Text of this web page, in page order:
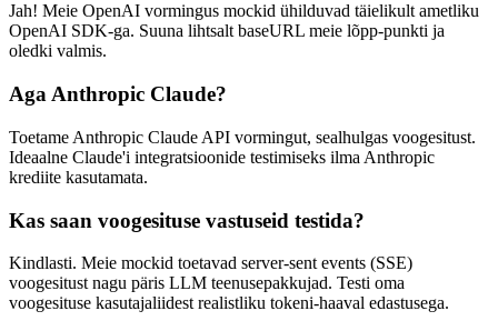
Jah! Meie OpenAI vormingus mockid ühilduvad täielikult ametliku
OpenAI SDK-ga. Suuna lihtsalt baseURL meie lõpp-punkti ja
oledki valmis.
Aga Anthropic Claude?
Toetame Anthropic Claude API vormingut, sealhulgas voogesitust.
Ideaalne Claude'i integratsioonide testimiseks ilma Anthropic
krediite kasutamata.
Kas saan voogesituse vastuseid testida?
Kindlasti. Meie mockid toetavad server-sent events (SSE)
voogesitust nagu päris LLM teenusepakkujad. Testi oma
voogesituse kasutajaliidest realistliku tokeni-haaval edastusega.